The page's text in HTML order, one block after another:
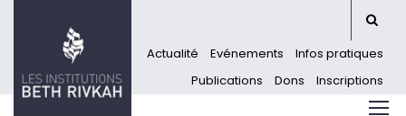
Actualité Evénements
Infos pratiques
Publications
Dons Inscriptions